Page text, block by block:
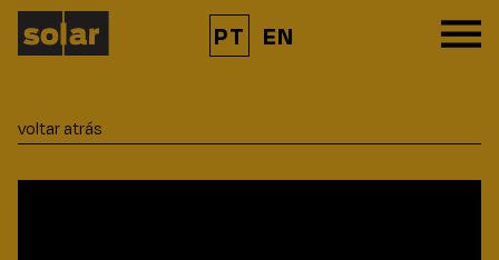
PT EN
voltar atrás